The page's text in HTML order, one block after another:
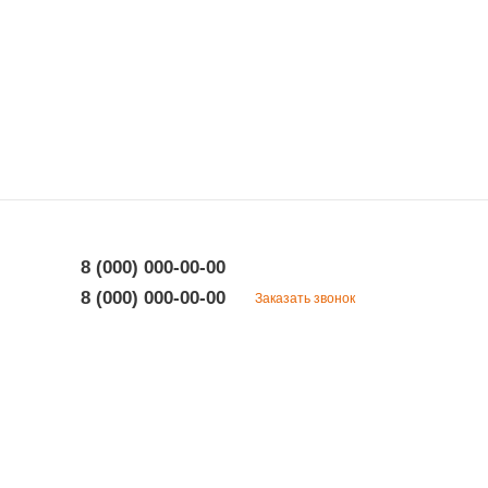
8 (000) 000-00-00
8 (000) 000-00-00
Заказать звонок